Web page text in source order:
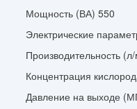
Мощность (ВА) 550
Электрические
Производительность
Концентрация
Давление на выходе